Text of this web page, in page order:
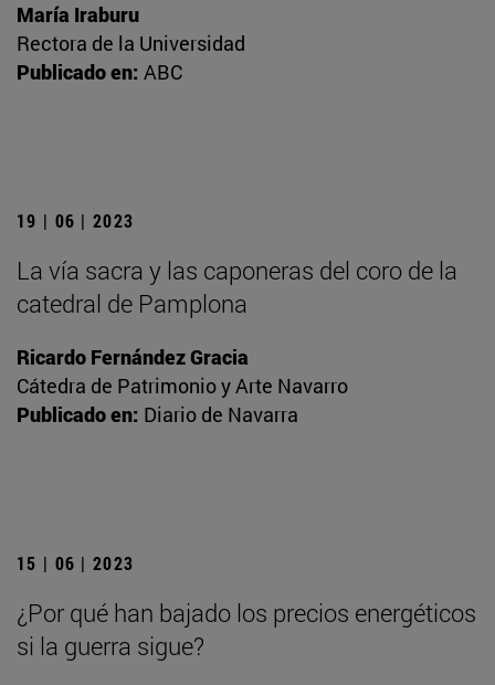
María Iraburu
Rectora de la Universidad
Publicado en: ABC
19 | 06 | 2023
La vía sacra y las caponeras del coro de la
catedral de Pamplona
Ricardo Fernández Gracia
Cátedra de Patrimonio y Arte Navarro
Publicado en: Diario de Navarra
15 | 06 | 2023
¿Por qué han bajado los precios energéticos
si la guerra sigue?